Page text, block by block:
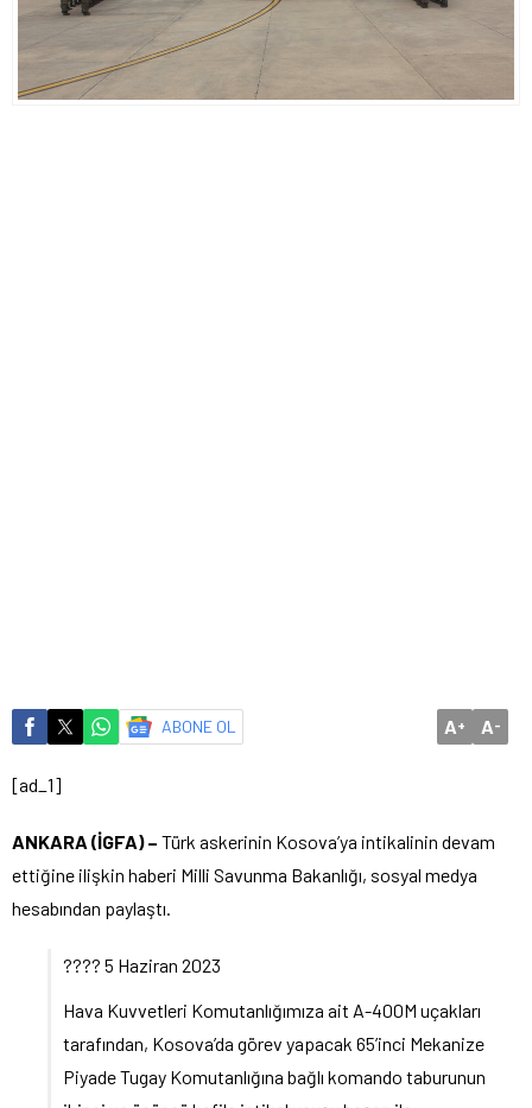
ABONE OL A+ A-
[ad_1]
ANKARA (İGFA) – Türk askerinin Kosova’ya intikalinin devam
ettiğine ilişkin haberi Milli Savunma Bakanlığı, sosyal medya
hesabından paylaştı.
????️ 5 Haziran 2023
Hava Kuvvetleri Komutanlığımıza ait A-400M uçakları
tarafından, Kosova’da görev yapacak 65’inci Mekanize
Piyade Tugay Komutanlığına bağlı komando taburunun